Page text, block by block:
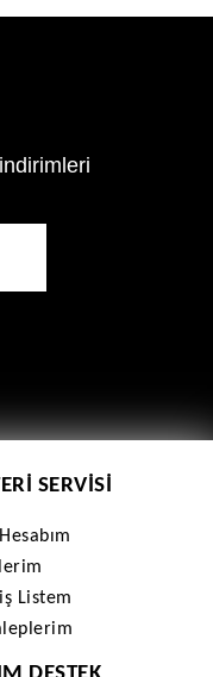
SERVISI
Listem